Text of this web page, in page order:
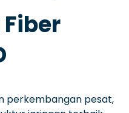
perkembangan pesat,